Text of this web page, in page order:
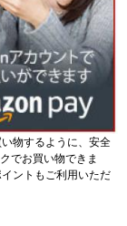
物するように、安全
でお買い物できま
ントもご利用いただ